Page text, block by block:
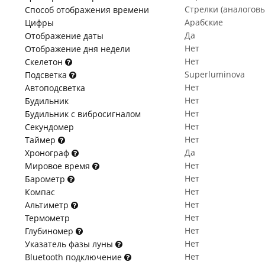
Способ отображения времени
Стрелки
Цифры
Арабские
Отображение даты
Да
Отображение дня недели
Нет
Скелетон
Нет
Подсветка
Superluminova
Автоподсветка
Нет
Будильник
Нет
Будильник с вибросигналом
Нет
Секундомер
Нет
Таймер
Нет
Хронограф
Да
Мировое время
Нет
Барометр
Нет
Компас
Нет
Альтиметр
Нет
Термометр
Нет
Глубиномер
Нет
Указатель фазы луны
Нет
Bluetooth подключение
Нет